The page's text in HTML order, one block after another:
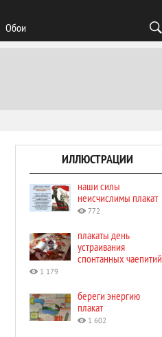
Обои
ИЛЛЮСТРАЦИИ
наши силы
неисчислимы плакат
772
плакаты день
устраивания
спонтанных чаепитий
1 179
береги энергию
плакат
1 602